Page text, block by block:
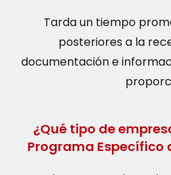
Tarda un tiempo
posteriores a la
documentación e
¿Qué tipo de
Programa Específico